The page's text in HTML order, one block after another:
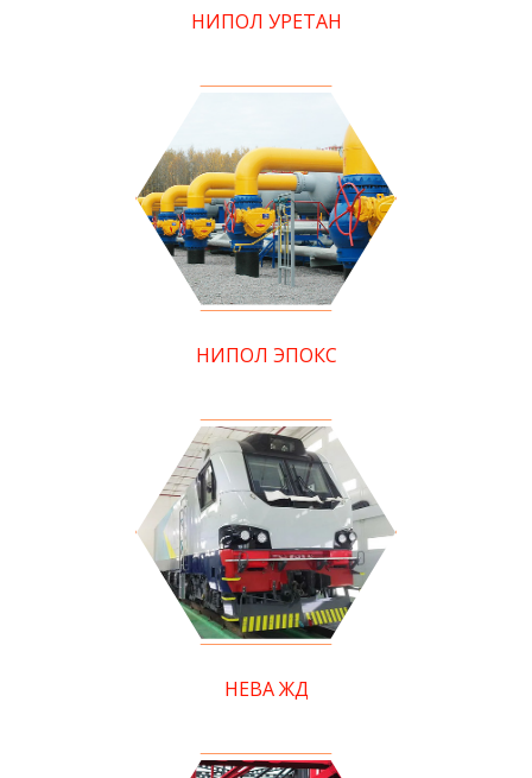
НИПОЛ УРЕТАН
НИПОЛ ЭПОКС
НЕВА ЖД